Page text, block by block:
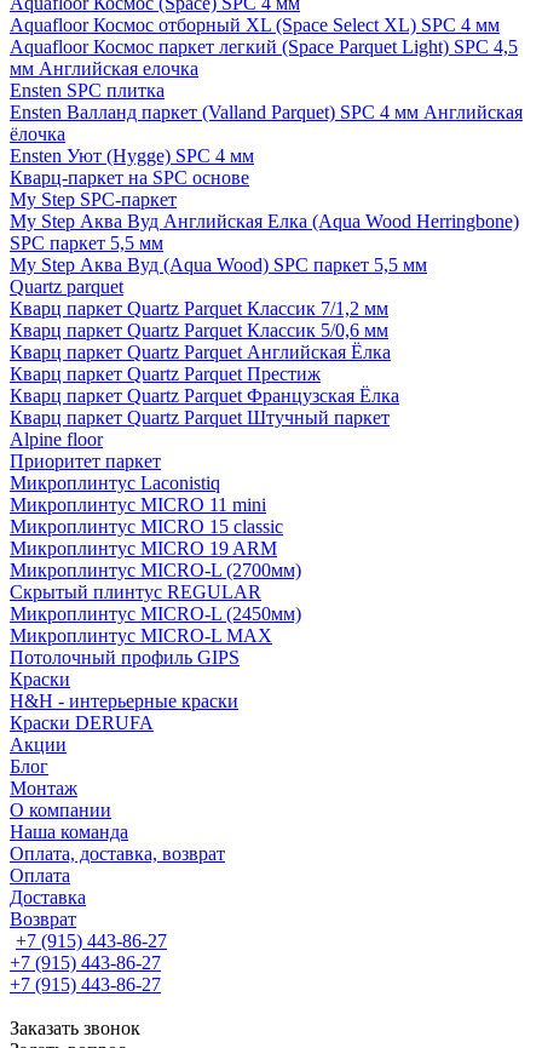
Aquafloor Космос отборный XL (Space Select XL) SPC 4 мм
Aquafloor Космос паркет легкий (Space Parquet Light) SPC 4,5
мм Английская елочка
Ensten SPC плитка
Ensten Валланд паркет (Valland Parquet) SPC 4 мм Английская
ёлочка
Ensten Уют (Hygge) SPC 4 мм
Кварц-паркет на SPC основе
My Step SPC-паркет
My Step Аква Вуд Английская Елка (Aqua Wood Herringbone)
SPC паркет 5,5 мм
My Step Аква Вуд (Aqua Wood) SPC паркет 5,5 мм
Quartz parquet
Кварц паркет Quartz Parquet Классик 7/1,2 мм
Кварц паркет Quartz Parquet Классик 5/0,6 мм
Кварц паркет Quartz Parquet Английская Ёлка
Кварц паркет Quartz Parquet Престиж
Кварц паркет Quartz Parquet Французская Ёлка
Кварц паркет Quartz Parquet Штучный паркет
Alpine floor
Приоритет паркет
Микроплинтус Laconistiq
Микроплинтус MICRO 11 mini
Микроплинтус MICRO 15 classic
Микроплинтус MICRO 19 ARM
Микроплинтус MICRO-L (2700мм)
Скрытый плинтус REGULAR
Микроплинтус MICRO-L (2450мм)
Микроплинтус MICRO-L MAX
Потолочный профиль GIPS
Краски
H&H - интерьерные краски
Краски DERUFA
Акции
Блог
Монтаж
О компании
Наша команда
Оплата, доставка, возврат
Оплата
Доставка
Возврат
+7 (915) 443-86-27
+7 (915) 443-86-27
+7 (915) 443-86-27
Заказать звонок